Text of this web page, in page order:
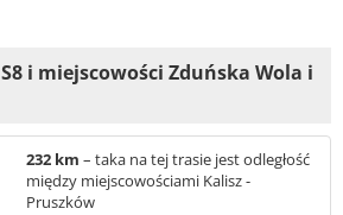
i miejscowości Zduńska Wola i
232 km – taka na tej trasie jest odległość
między miejscowościami Kalisz -
Pruszków